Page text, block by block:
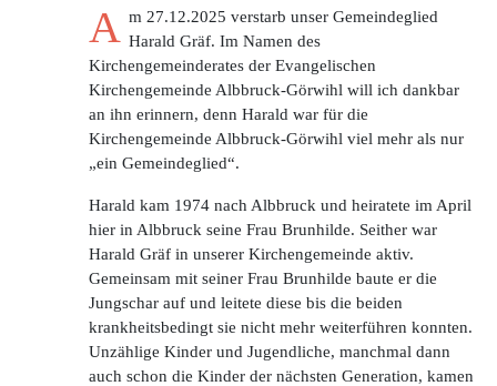
A m 27.12.2025 verstarb unser Gemeindeglied
Harald Gräf. Im Namen des
Kirchengemeinderates der Evangelischen
Kirchengemeinde Albbruck-Görwihl will ich dankbar
an ihn erinnern, denn Harald war für die
Kirchengemeinde Albbruck-Görwihl viel mehr als nur
„ein Gemeindeglied“.
Harald kam 1974 nach Albbruck und heiratete im April
hier in Albbruck seine Frau Brunhilde. Seither war
Harald Gräf in unserer Kirchengemeinde aktiv.
Gemeinsam mit seiner Frau Brunhilde baute er die
Jungschar auf und leitete diese bis die beiden
krankheitsbedingt sie nicht mehr weiterführen konnten.
Unzählige Kinder und Jugendliche, manchmal dann
auch schon die Kinder der nächsten Generation, kamen